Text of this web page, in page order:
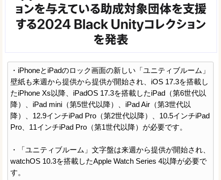
・iPhoneとiPadのロック画面の新しい「ユニティブルーム」
壁紙も来週から提供から提供が開始され、iOS 17.3を搭載し
たiPhone Xs以降、iPadOS 17.3を搭載したiPad（第6世代以
降）、iPad mini（第5世代以降）、iPad Air（第3世代以
降）、12.9インチiPad Pro（第2世代以降）、10.5インチiPad
Pro、11インチiPad Pro（第1世代以降）が必要です。
・「ユニティブルーム」文字盤は来週から提供が開始され、
watchOS 10.3を搭載したApple Watch Series 4以降が必要で
す。